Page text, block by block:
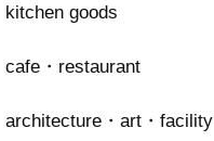
kitchen goods
cafe・restaurant
architecture・art・facility